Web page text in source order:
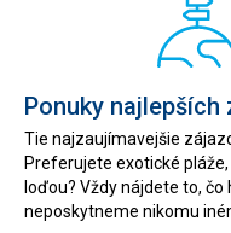
Ponuky
Tie najzaujímavejšie
Preferujete exotické
loďou? Vždy nájdete to,
neposkytneme nikomu